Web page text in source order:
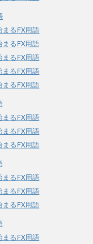
まるFX用語
まるFX用語
まるFX用語
まるFX用語
まるFX用語
まるFX用語
まるFX用語
まるFX用語
まるFX用語
まるFX用語
まるFX用語
まるFX用語